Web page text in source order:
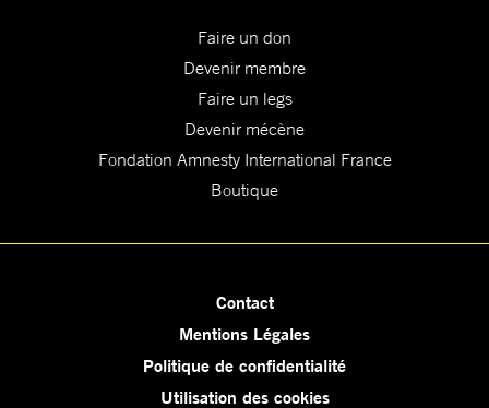
Faire un don
Devenir membre
Faire un legs
Devenir mécène
Fondation Amnesty International France
Boutique
Contact
Mentions Légales
Politique de confidentialité
Utilisation des cookies